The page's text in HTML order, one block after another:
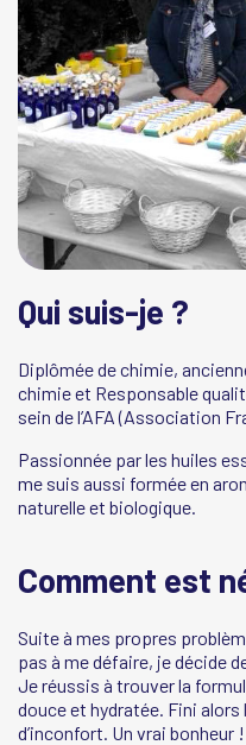
Qui suis-je ?
Diplômée de chimie,
chimie et Responsable
sein de l’AFA (Association
Passionnée par les huiles
me suis aussi formée en
naturelle et biologique.
Comment est
Suite à mes propres
pas à me défaire, je décide
Je réussis à trouver la
douce et hydratée. Fini
d’inconfort. Un vrai bonheur !